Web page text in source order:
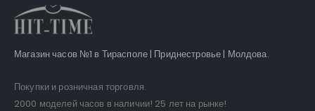
Магазин часов №1 в Тирасполе | Приднестровье | Молдова.
Покупки и розничная торговля.
2000 моделей часов в наличии! 25 лет на рынке!